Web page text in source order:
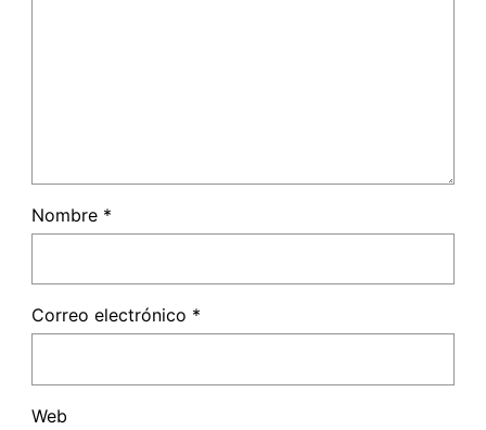
Nombre *
Correo electrónico *
Web